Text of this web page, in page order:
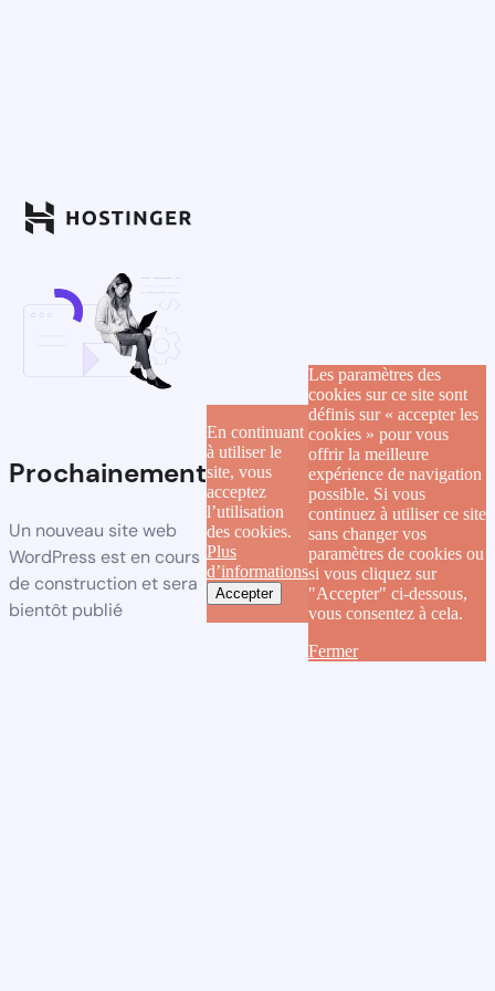
Prochainement
Un nouveau site web
WordPress est en cours
de construction et sera
bientôt publié
En continuant
à utiliser le
site, vous
acceptez
l’utilisation
des cookies.
Plus
d’informations
Accepter
Les paramètres des
cookies sur ce site sont
définis sur « accepter les
cookies » pour vous
offrir la meilleure
expérience de navigation
possible. Si vous
continuez à utiliser ce site
sans changer vos
paramètres de cookies ou
si vous cliquez sur
"Accepter" ci-dessous,
vous consentez à cela.
Fermer